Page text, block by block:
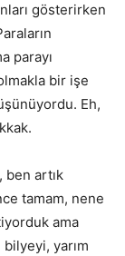
gösterirken
parayı
bir işe
Eh,
ben artık
tamam, nene
ama
yarım